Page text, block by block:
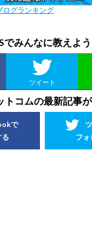
ログランキング
みんなに教えよ
ツイート
コムの最新記事
フォ
で
る